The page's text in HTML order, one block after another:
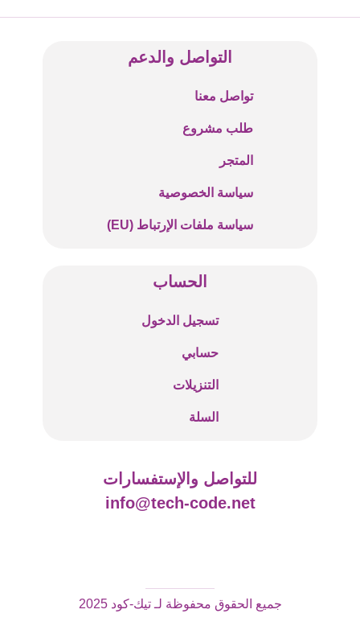
التواصل والدعم
تواصل معنا
طلب مشروع
المتجر
سياسة الخصوصية
سياسة ملفات الإرتباط (EU)
الحساب
تسجيل الدخول
حسابي
التنزيلات
السلة
للتواصل والإستفسارات
info@tech-code.net
جميع الحقوق محفوظة لـ تيك-كود 2025